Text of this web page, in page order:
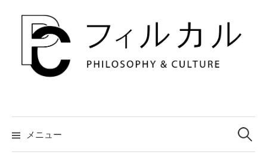
キ
ッ
プ
メニュー
検
索: